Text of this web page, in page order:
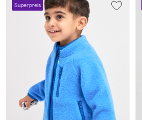
Superpreis